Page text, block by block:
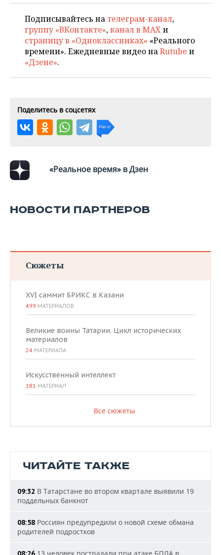
ONLINE-КОНФЕРЕНЦИИ
ОТКРЫТАЯ ЛЕКЦИЯ
ХОККЕЙ
БАСКЕТБОЛ
ВОЛЕЙБОЛ
ФИГУРНОЕ КАТАНИЕ
ВОДНЫЕ ВИДЫ СПОРТА
ВЛАСТЬ
ИНФРАСТРУКТУРА
ИСТОРИЯ
МЕДИЦИНА
ОБРАЗОВАНИЕ
СЮЖЕТЫ
СПРАВОЧНИК
СПИСОК ПЕРСОН
ПОЛНАЯ ВЕРСИЯ
Подписывайтесь на телеграм-канал,
группу «ВКонтакте»,канал в MAXи
страницу в «Одноклассниках» «Реального
времени». Ежедневные видео наRutube и
«Дзене».
Поделитесь в соцсетях
«Реальное время» в Дзен
НОВОСТИ ПАРТНЕРОВ
Сюжеты
XVI саммит БРИКС в Казани
499 МАТЕРИАЛОВ
Великие воины Татарии. Цикл исторических
материалов
24 МАТЕРИАЛА
Искусственный интеллект
181 МАТЕРИАЛ
Все сюжеты
ЧИТАЙТЕ ТАКЖЕ
09:32 В Татарстане во втором квартале выявили 19
поддельных банкнот
08:58 Россиян предупредили о новой схеме обмана
родителей подростков